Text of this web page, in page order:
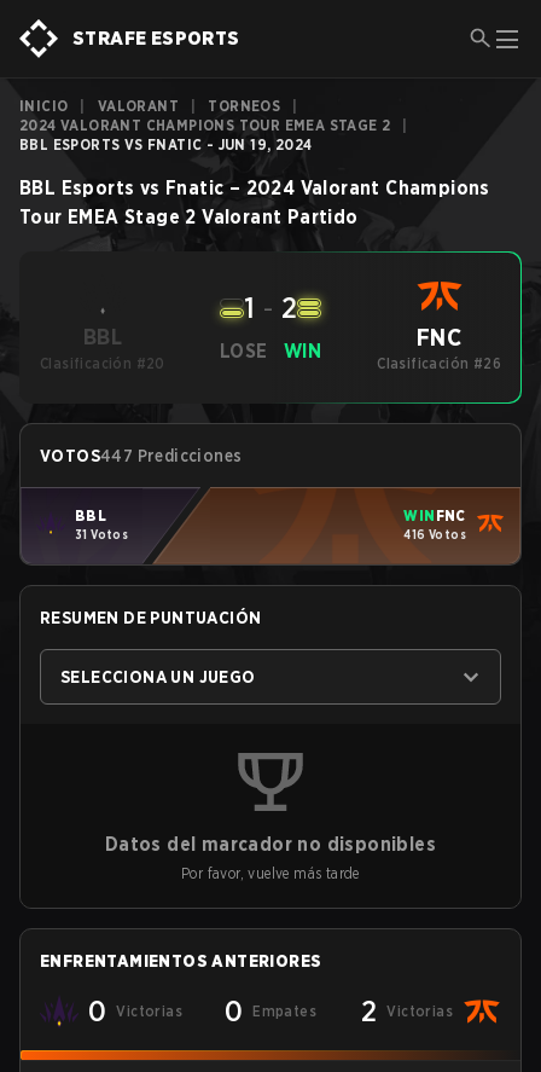
STRAFE ESPORTS
INICIO VALORANT TORNEOS
2024 VALORANT CHAMPIONS TOUR EMEA STAGE 2
BBL ESPORTS VS FNATIC - JUN 19, 2024
BBL Esports vs Fnatic–2024 Valorant Champions
Tour EMEA Stage 2 Valorant Partido
BBL
Clasificación #20
LOSE
1 - 2
WIN FNC
Clasificación #26
VOTOS447 Predicciones
BBL
31 Votos
WIN FNC
416 Votos
RESUMEN DE PUNTUACIÓN
SELECCIONA UN JUEGO
Datos del marcador no disponibles
Por favor, vuelve más tarde
ENFRENTAMIENTOS ANTERIORES
0 Victorias 0 Empates 2 Victorias